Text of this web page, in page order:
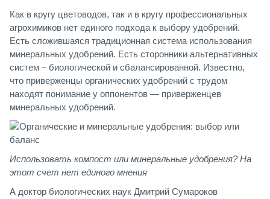
Как в кругу цветоводов, так и в кругу профессиональных
агрохимиков нет единого подхода к выбору удобрений.
Есть сложившаяся традиционная система использования
минеральных удобрений. Есть сторонники альтернативных
систем – биологической и сбалансированной. Известно,
что приверженцы органических удобрений с трудом
находят понимание у оппонентов — приверженцев
минеральных удобрений.
Использовать компост или минеральные удобрения? На
этот счет нет единого мнения
А доктор биологических наук Дмитрий Сумароков